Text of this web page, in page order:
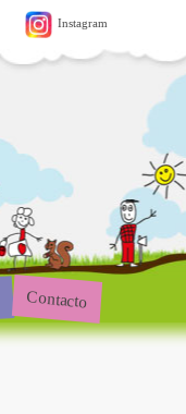
Instagram
Contacto